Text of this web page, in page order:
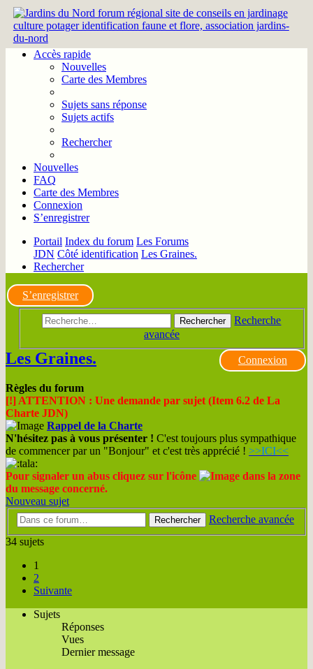
Accès rapide
Nouvelles
Carte des Membres
Sujets sans réponse
Sujets actifs
Rechercher
Nouvelles
FAQ
Carte des Membres
Connexion
S’enregistrer
Portail Index du forum Les Forums
JDN Côté identification Les Graines.
Rechercher
S’enregistrer
Rechercher
Recherche
avancée
Connexion
Les Graines.
Règles du forum
[!] ATTENTION : Une demande par sujet (Item 6.2 de La
Charte JDN)
Rappel de la Charte
N'hésitez pas à vous présenter ! C'est toujours plus sympathique
de commencer par un "Bonjour" et c'est très apprécié ! >>ICI<<
Pour signaler un abus cliquez sur l'icône
dans la zone
du message concerné.
Nouveau sujet
Rechercher
Recherche avancée
34 sujets
1
2
Suivante
Sujets
Réponses
Vues
Dernier message